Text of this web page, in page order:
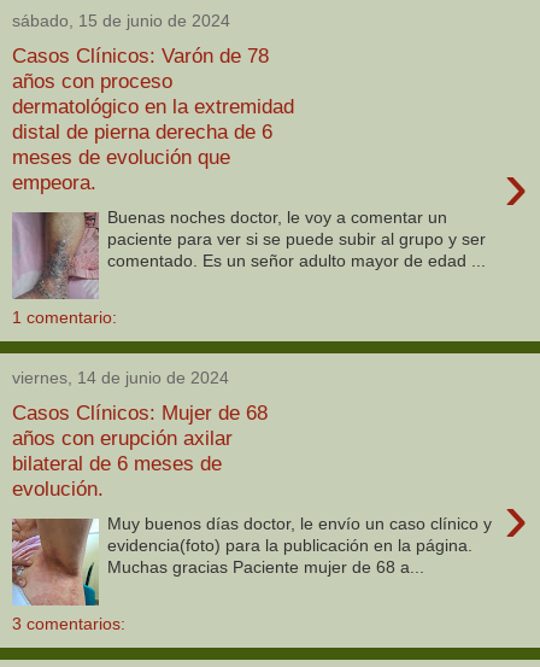
sábado, 15 de junio de 2024
Casos Clínicos: Varón de 78
años con proceso
dermatológico en la extremidad
distal de pierna derecha de 6
meses de evolución que
empeora.
›
Buenas noches doctor, le voy a comentar un
paciente para ver si se puede subir al grupo y ser
comentado. Es un señor adulto mayor de edad ...
1 comentario:
viernes, 14 de junio de 2024
Casos Clínicos: Mujer de 68
años con erupción axilar
bilateral de 6 meses de
evolución.
›
Muy buenos días doctor, le envío un caso clínico y
evidencia(foto) para la publicación en la página.
Muchas gracias Paciente mujer de 68 a...
3 comentarios: